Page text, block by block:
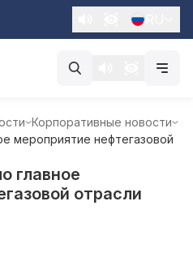
Корпоративные новости
мероприятие нефтегазовой
главное
отрасли